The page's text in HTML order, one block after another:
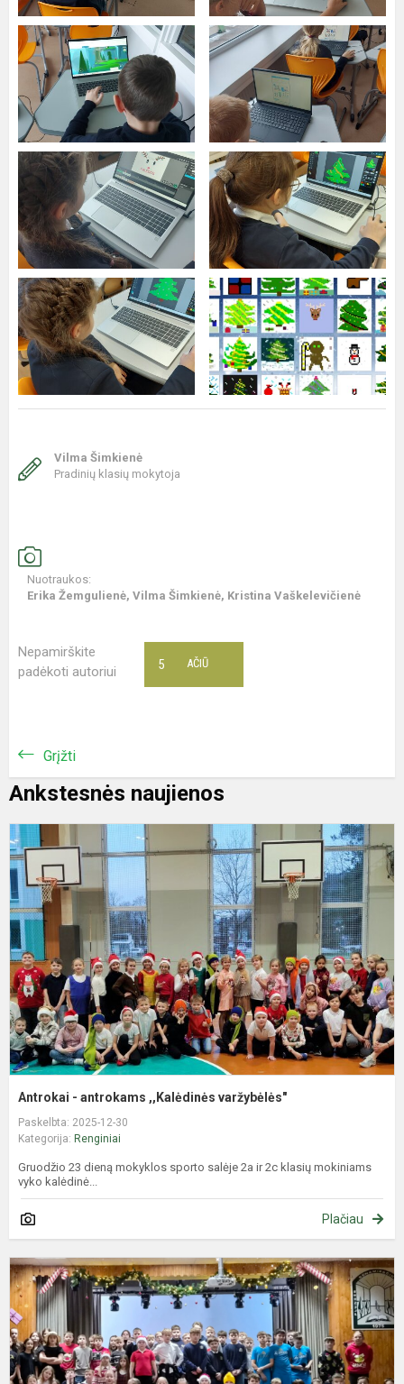
Vilma Šimkienė
Pradinių klasių mokytoja
Nuotraukos:
Erika Žemgulienė, Vilma Šimkienė, Kristina Vaškelevičienė
Nepamirškite
padėkoti autoriui
AČIŪ
5
Grįžti
Ankstesnės naujienos
Antrokai - antrokams ,,Kalėdinės varžybėlės"
Paskelbta: 2025-12-30
Kategorija: Renginiai
Gruodžio 23 dieną mokyklos sporto salėje 2a ir 2c klasių mokiniams
vyko kalėdinė...
Plačiau